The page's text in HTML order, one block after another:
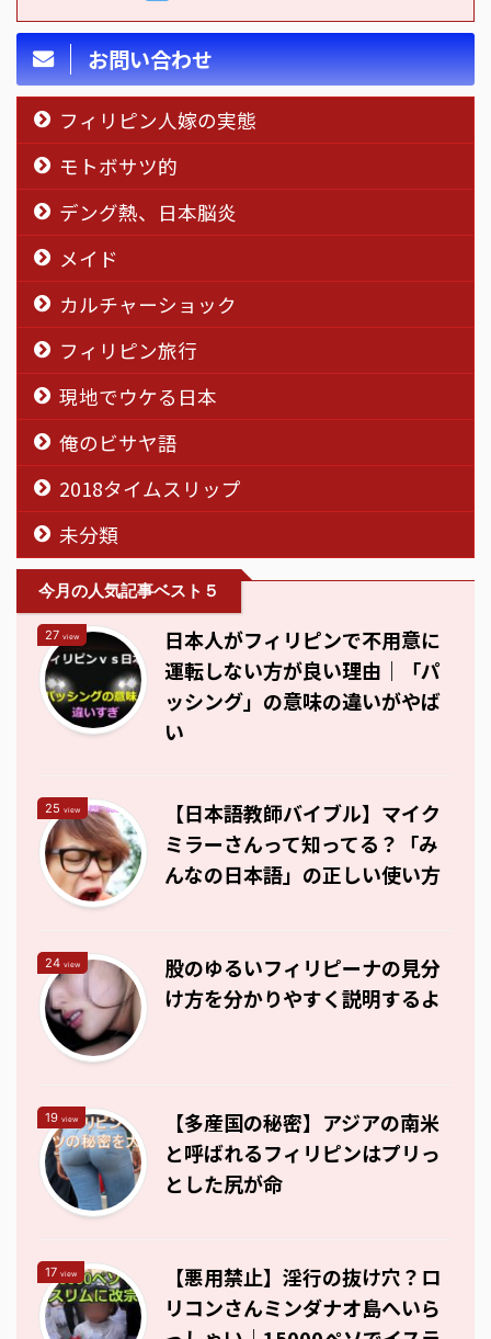
お問い合わせ
フィリピン人嫁の実態
モトボサツ的
デング熱、日本脳炎
メイド
カルチャーショック
フィリピン旅行
現地でウケる日本
俺のビサヤ語
2018タイムスリップ
未分類
今月の人気記事ベスト５
27 view
日本人がフィリピンで不用意に
運転しない方が良い理由｜「パ
ッシング」の意味の違いがやば
い
25 view
【日本語教師バイブル】マイク
ミラーさんって知ってる？「み
んなの日本語」の正しい使い方
24 view
股のゆるいフィリピーナの見分
け方を分かりやすく説明するよ
19 view
【多産国の秘密】アジアの南米
と呼ばれるフィリピンはプリっ
とした尻が命
17 view
【悪用禁止】淫行の抜け穴？ロ
リコンさんミンダナオ島へいら